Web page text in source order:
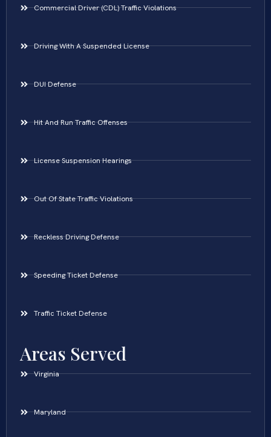
Commercial Driver (CDL) Traffic Violations
Driving With A Suspended License
DUI Defense
Hit And Run Traffic Offenses
License Suspension Hearings
Out Of State Traffic Violations
Reckless Driving Defense
Speeding Ticket Defense
Traffic Ticket Defense
Areas Served
Virginia
Maryland